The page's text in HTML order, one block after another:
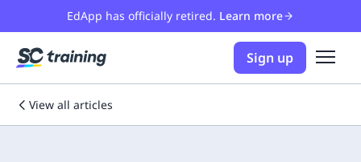
EdApp has officially retired. Learn more
Sign up
View all articles